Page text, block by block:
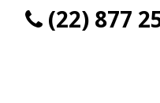
(22) 877